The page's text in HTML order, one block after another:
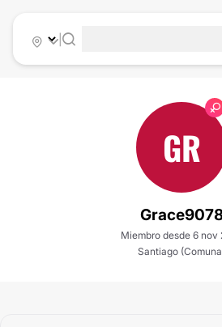
|
GR
Miembro desde 6 nov
Santiago